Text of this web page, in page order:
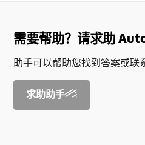
需要帮助？请求助
助手可以帮助您找到答案或联
求助助手